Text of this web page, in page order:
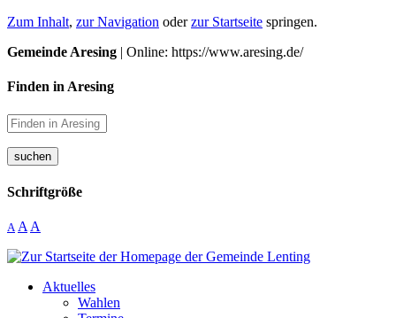
Zum Inhalt, zur Navigation oderzur Startseite springen.
Gemeinde Aresing | Online: https://www.aresing.de/
Finden in Aresing
suchen
Schriftgröße
A A A
Aktuelles
Wahlen